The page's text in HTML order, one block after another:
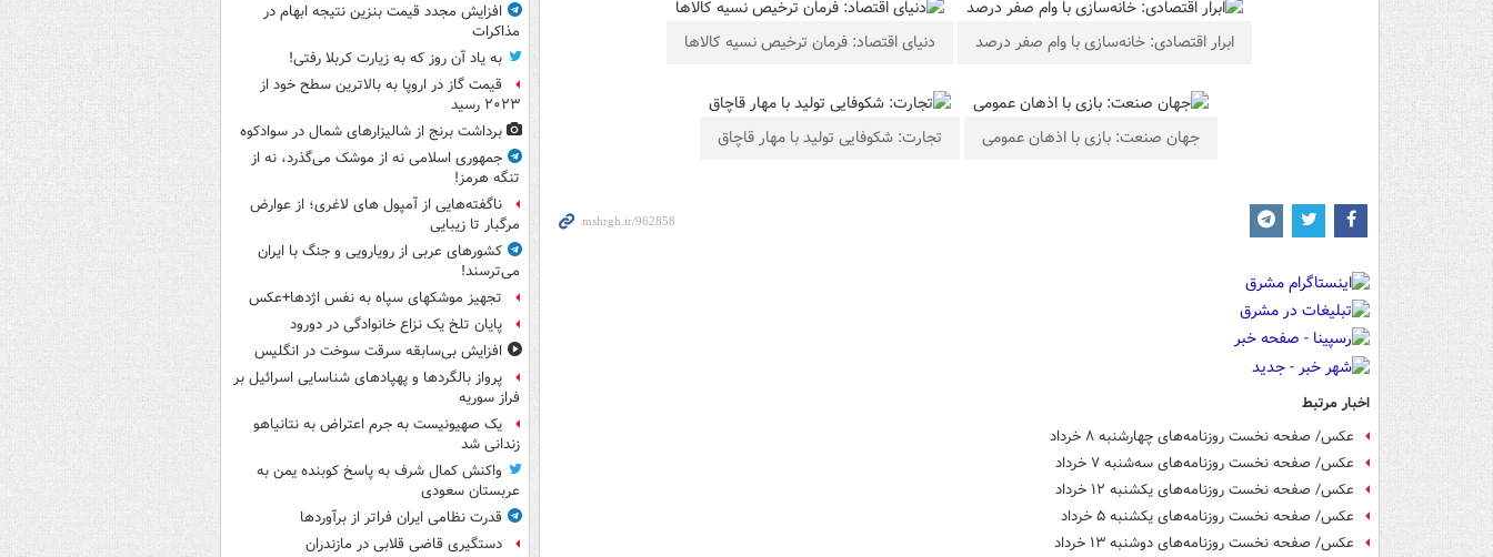
ابرار اقتصادی: خانه‌سازی با وام صفر درصد دنیای اقتصاد: فرمان ترخیص نسیه کالاها
جهان صنعت: بازی با اذهان عمومی تجارت: شکوفایی تولید با مهار قاچاق
اخبار مرتبط
عکس/ صفحه نخست روزنامه‌های چهارشنبه ۸ خرداد
عکس/ صفحه نخست روزنامه‌های سه‌شنبه ۷ خرداد
عکس/ صفحه نخست روزنامه‌های یکشنبه ۱۲ خرداد
عکس/ صفحه نخست روزنامه‌های یکشنبه ۵ خرداد
عکس/ صفحه نخست روزنامه‌های دوشنبه ۱۳ خرداد
افزایش مجدد قیمت بنزین نتیجه ابهام در
مذاکرات
به یاد آن روز که به زیارت کربلا رفتی!
قیمت گاز در اروپا به بالاترین سطح خود از
۲۰۲۳ رسید
برداشت برنج از شالیزارهای شمال در سوادکوه
جمهوری اسلامی نه از موشک می‌گذرد، نه از
تنگه هرمز!
ناگفته‌هایی از آمپول های لاغری؛ از عوارض
مرگبار تا زیبایی
کشورهای عربی از رویارویی و جنگ با ایران
می‌ترسند!
تجهیز موشکهای سپاه به نفس اژدها+عکس
پایان تلخ یک نزاع خانوادگی در دورود
افزایش بی‌سابقه سرقت سوخت در انگلیس
پرواز بالگردها و پهپادهای شناسایی اسرائیل بر
فراز سوریه
یک صهیونیست به جرم اعتراض به نتانیاهو
زندانی شد
واکنش کمال شرف به پاسخ کوبنده یمن به
عربستان سعودی
قدرت نظامی ایران فراتر از برآوردها
دستگیری قاضی قلابی در مازندران